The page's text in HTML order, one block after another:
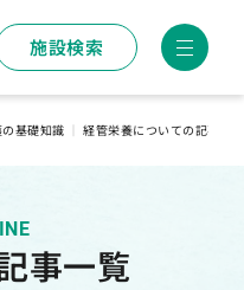
施設検索
基礎知識 経管栄養についての記事一覧
事一覧